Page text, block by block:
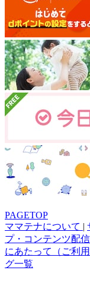
PAGETOP
ママテナについて |
プ・コンテンツ配
にあたって（ご利
グ一覧